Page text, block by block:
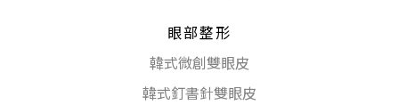
眼部整形
韓式微創雙眼皮
韓式釘書針雙眼皮